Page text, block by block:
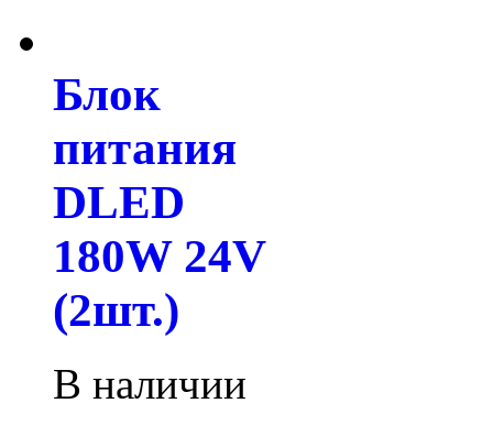
Блок
питания
DLED
180W 24V
(2шт.)
В наличии